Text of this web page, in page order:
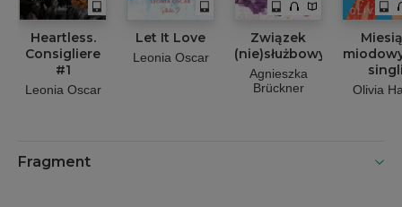
Heartless.
Consigliere
#1
Leonia Oscar
Let It Love
Leonia Oscar
Związek
(nie)służbowy
Agnieszka
Brückner
Olivia
Fragment